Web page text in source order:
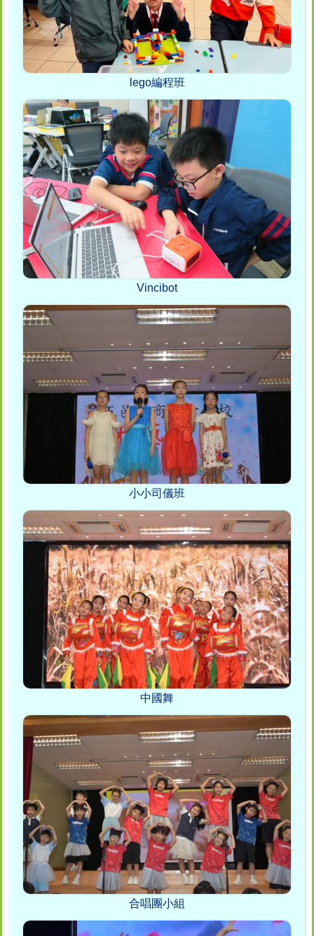
lego編程班
Vincibot
小小司儀班
中國舞
合唱團小組